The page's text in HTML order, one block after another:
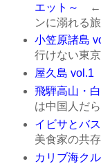
エット～
←
ンに溺れる旅
小笠原諸島
行けない東
屋久島 vol.1
飛騨高山・
は中国人だ
イビサとバ
美食家の共存
カリブ海ク